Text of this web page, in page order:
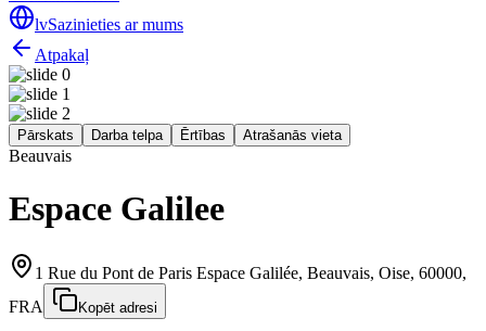
lvSazinieties ar mums
Atpakaļ
Pārskats Darba telpa Ērtības Atrašanās vieta
Beauvais
Espace Galilee
1 Rue du Pont de Paris Espace Galilée, Beauvais, Oise, 60000,
FRA
Kopēt adresi